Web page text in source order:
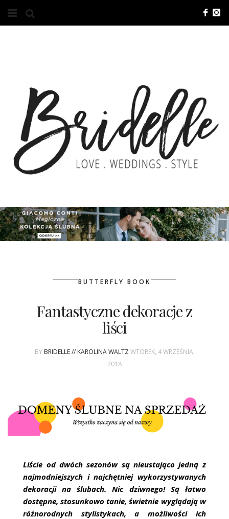
O NAS
KONTAKT
REKLAMA
ADVERTISING
ZGŁOSZENIA
KONKURSY
{HOT SEXY BEST}
BRI GROUP
ŚLUBNE STYLE
MAGAZYNY
ARCHIWUM
BUTTERFLY BOOK
Fantastyczne dekoracje z
liści
BY BRIDELLE // KAROLINA WALTZ WTOREK, 4 WRZEŚNIA,
2018
Liście od dwóch sezonów są nieustająco jedną z
najmodniejszych i najchętniej wykorzystywanych
dekoracji na ślubach. Nic dziwnego! Są łatwo
dostępne, stosunkowo tanie, świetnie wyglądają w
różnorodnych stylistykach, a możliwości ich